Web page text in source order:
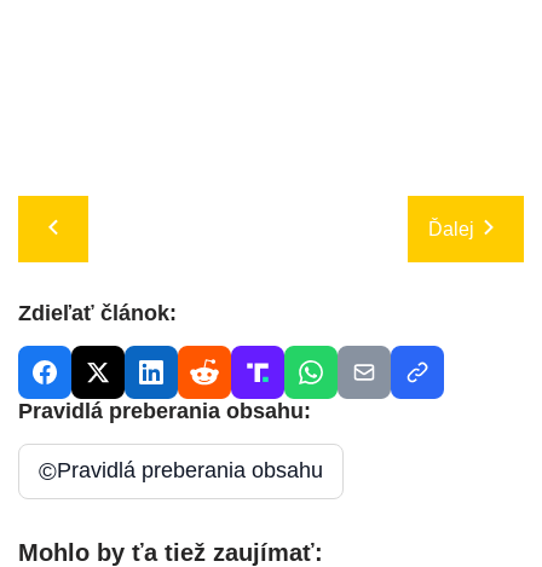
Ďalej
Zdieľať článok:
Pravidlá preberania obsahu:
©Pravidlá preberania obsahu
Mohlo by ťa tiež zaujímať: